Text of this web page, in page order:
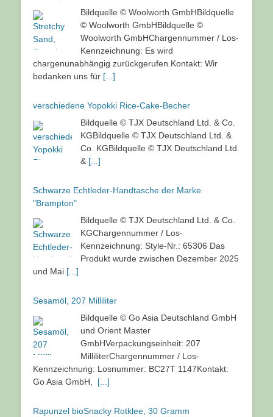
Bildquelle © Woolworth GmbHBildquelle
© Woolworth GmbHBildquelle ©
Woolworth GmbHChargennummer / Los-
Kennzeichnung: Es wird
chargenunabhängig zurückgerufen.Kontakt: Wir
bedanken uns für [...]
verschiedene Yopokki Rice-Cake-Becher
Bildquelle © TJX Deutschland Ltd. & Co.
KGBildquelle © TJX Deutschland Ltd. &
Co. KGBildquelle © TJX Deutschland Ltd.
& [...]
Schwarze Echtleder-Handtasche der Marke
"Brampton"
Bildquelle © TJX Deutschland Ltd. & Co.
KGChargennummer / Los-
Kennzeichnung: Style-Nr.: 65306 Das
Produkt wurde zwischen Dezember 2025
und Mai [...]
Sesamöl, 207 Milliliter
Bildquelle © Go Asia Deutschland GmbH
und Orient Master
GmbHVerpackungseinheit: 207
MilliliterChargennummer / Los-
Kennzeichnung: Losnummer: BC27T 1147Kontakt:
Go Asia GmbH, [...]
Rapunzel bioSnacky Rotklee, 30 Gramm